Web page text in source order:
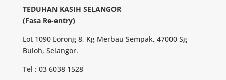
TEDUHAN KASIH SELANGOR
(Fasa Re-entry)
Lot 1090 Lorong 8, Kg Merbau Sempak, 47000 Sg
Buloh, Selangor.
Tel : 03 6038 1528